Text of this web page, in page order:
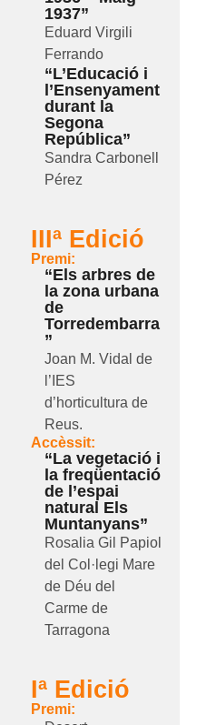
1937”
Eduard Virgili
Ferrando
“L’Educació i
l’Ensenyament
durant la
Segona
República”
Sandra Carbonell
Pérez
IIIª Edició
Premi:
“Els arbres de
la zona urbana
de
Torredembarra
”
Joan M. Vidal de
l’IES
d’horticultura de
Reus.
Accèssit:
“La vegetació i
la freqüentació
de l’espai
natural Els
Muntanyans”
Rosalia Gil Papiol
del Col·legi Mare
de Déu del
Carme de
Tarragona
Iª Edició
Premi: